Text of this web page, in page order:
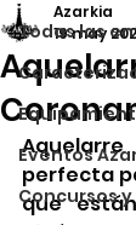
Todas las
Eventos
Concursos
Azarkia
19 may
perfecta
que